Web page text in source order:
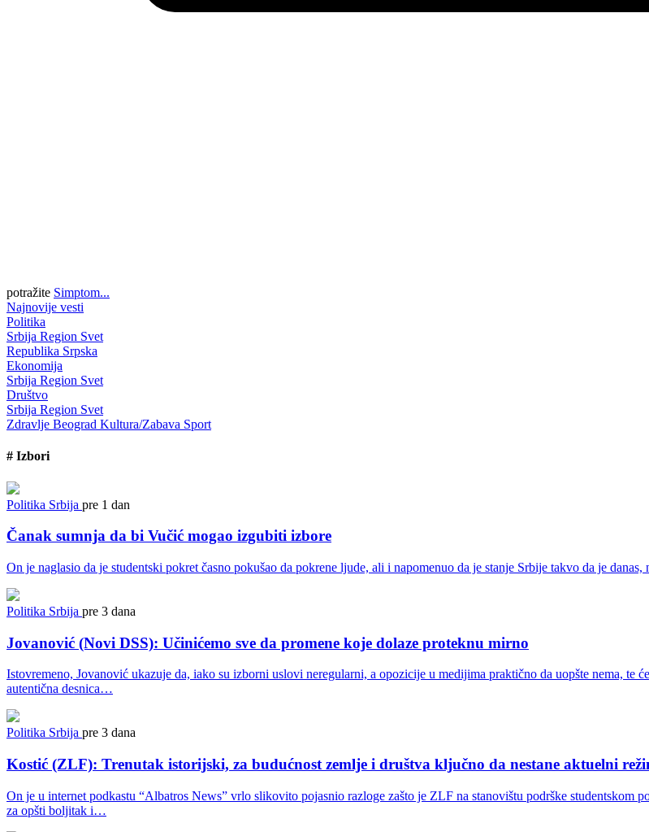
potražite Simptom...
Najnovije vesti
Politika
Srbija Region Svet
Republika Srpska
Ekonomija
Srbija Region Svet
Društvo
Srbija Region Svet
Zdravlje Beograd Kultura/Zabava Sport
# Izbori
Politika Srbija pre 1 dan
Čanak sumnja da bi Vučić mogao izgubiti izbore
On je naglasio da je studentski pokret časno pokušao da pokrene ljude, ali i napomenuo da je stanje Srbije takvo da je
Politika Srbija pre 3 dana
Jovanović (Novi DSS): Učinićemo sve da promene koje dolaze proteknu mirno
Istovremeno, Jovanović ukazuje da, iako su izborni uslovi neregularni, a opozicije u medijima praktično da uopšte nema,
autentična desnica…
Politika Srbija pre 3 dana
Kostić (ZLF): Trenutak istorijski, za budućnost zemlje i društva ključno da nestane aktuelni
On je u internet podkastu “Albatros News” vrlo slikovito pojasnio razloge zašto je ZLF na stanovištu podrške studentskom
za opšti boljitak i…